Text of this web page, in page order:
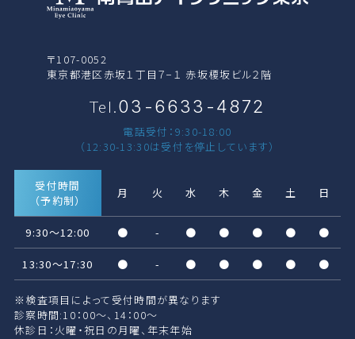
〒107-0052
東京都港区赤坂１丁目７−１ 赤坂榎坂ビル２階
Tel.03-6633-4872
電話受付：9:30-18:00
（12:30-13:30は受付を停止しています）
受付時間
（予約制）
月 火 水 木 金 土 日
9:30～12:00 ● - ● ● ● ● ●
13:30～17:30 ● - ● ● ● ● ●
※検査項目によって受付時間が異なります
診察時間:10：00〜、14：00〜
休診日：火曜・祝日の月曜、年末年始